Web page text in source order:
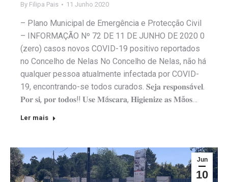
By Filipa Pais 11 Junho 2020
– Plano Municipal de Emergência e Protecção Civil
– INFORMAÇÃO Nº 72 DE 11 DE JUNHO DE 2020 0
(zero) casos novos COVID-19 positivo reportados
no Concelho de Nelas No Concelho de Nelas, não há
qualquer pessoa atualmente infectada por COVID-
19, encontrando-se todos curados. 𝐒𝐞𝐣𝐚 𝐫𝐞𝐬𝐩𝐨𝐧𝐬á𝐯𝐞𝐥.
𝐏𝐨𝐫 𝐬𝐢, 𝐩𝐨𝐫 𝐭𝐨𝐝𝐨𝐬‼️ 𝐔𝐬𝐞 𝐌á𝐬𝐜𝐚𝐫𝐚, 𝐇𝐢𝐠𝐢𝐞𝐧𝐢𝐳𝐞 𝐚𝐬 𝐌ã𝐨𝐬…
Ler mais
Jun
10